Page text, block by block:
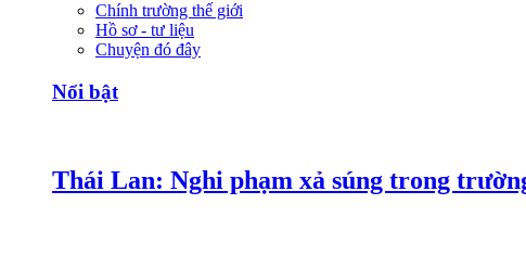
Chính trường thế giới
Hồ sơ - tư liệu
Chuyện đó đây
Nổi bật
Thái Lan: Nghi phạm xả súng trong